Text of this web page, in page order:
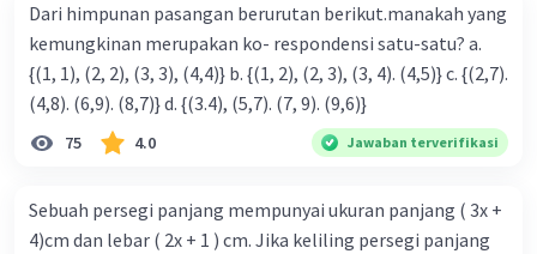
Dari himpunan pasangan berurutan berikut.manakah yang
kemungkinan merupakan ko- respondensi satu-satu? a.
{(1, 1), (2, 2), (3, 3), (4,4)} b. {(1, 2), (2, 3), (3, 4). (4,5)} c. {(2,7).
(4,8). (6,9). (8,7)} d. {(3.4), (5,7). (7, 9). (9,6)}
75 4.0 Jawaban terverifikasi
Sebuah persegi panjang mempunyai ukuran panjang ( 3x +
4)cm dan lebar ( 2x + 1 ) cm. Jika keliling persegi panjang